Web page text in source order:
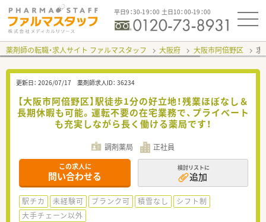
平日9：30-19：00 土日10：00-19：00
薬剤師の転職・求人サイト ファルマスタッフ 大阪府 大阪市阿倍野区 求
更新日： 2026/07/17 薬剤師求人ID： 36234
【大阪市阿倍野区】駅徒歩1分の好立地！残業ほぼなし＆
長期休暇も可能。運転不要の在宅業務で、プライベート
も充実しながら長く働ける薬局です！
調剤薬局 正社員
この求人に
問い合わせる
検討リストに
追加
駅チカ 未経験可 ブランク可 積雪なし
シフト制
大手チェーン以外